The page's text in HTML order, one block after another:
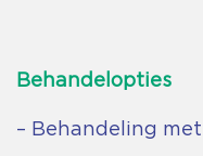
Behandelopties
– Behandeling